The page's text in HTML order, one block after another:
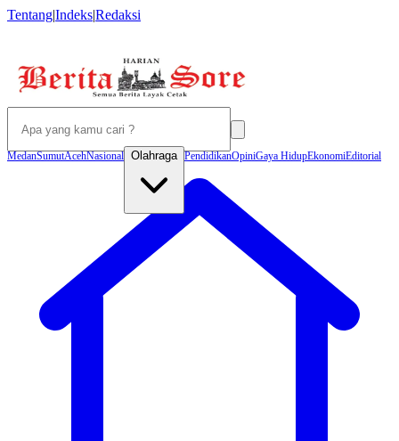
Tentang|Indeks|Redaksi
MedanSumutAcehNasional Olahraga PendidikanOpiniGaya HidupEkonomiEditorial